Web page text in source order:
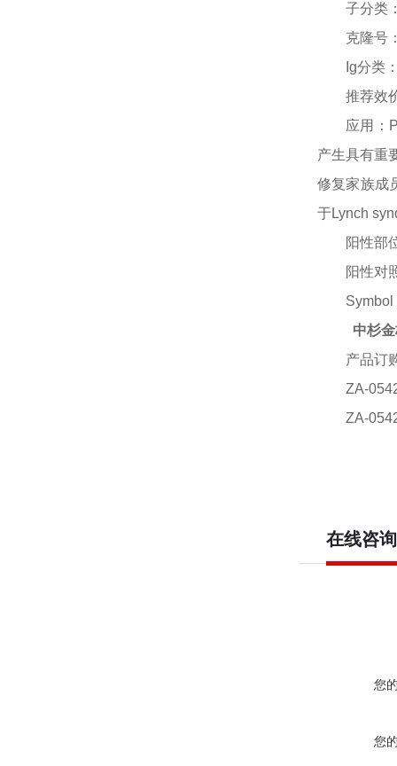
子分类
克隆号
Ig分类
推荐效
应用：
产生具有重
修复家族成
于Lynch
阳性部
阳性对
中杉
产品订
ZA-
ZA-
在线咨询
您
您